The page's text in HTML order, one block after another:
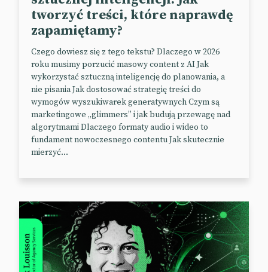
Haptyczne logo Mastercard
Technologie haptyczne to stosunkowo świeży temat
w marketingu. Pozwalają one na komunikację z
użytkownikami za pomocą fizycznych bodźców,
takich jak wibracje, ruchy lub inne formy
oddziaływania na zmysł dotyku.
tworzyć treści, które naprawdę
zapamiętamy?
Czego dowiesz się z tego tekstu? Dlaczego w 2026
roku musimy porzucić masowy content z AI Jak
wykorzystać sztuczną inteligencję do planowania, a
nie pisania Jak dostosować strategię treści do
wymogów wyszukiwarek generatywnych Czym są
marketingowe „glimmers” i jak budują przewagę nad
algorytmami Dlaczego formaty audio i wideo to
fundament nowoczesnego contentu Jak skutecznie
mierzyć...